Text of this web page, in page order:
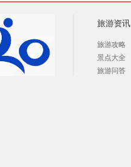
旅游资讯
旅游攻略
景点大全
旅游问答